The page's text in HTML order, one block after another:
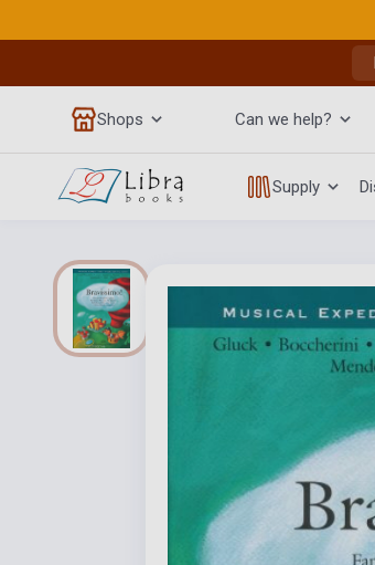
Shops Can we help?
Supply